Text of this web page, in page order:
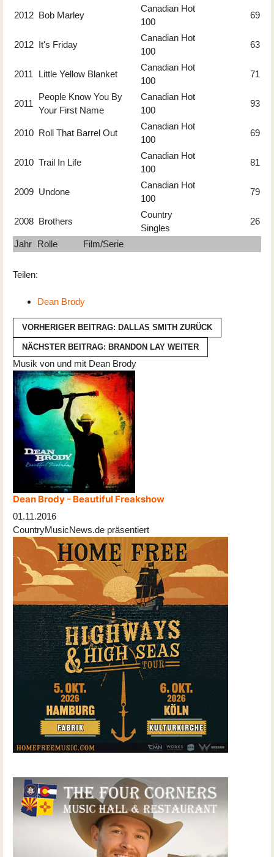
2012 Bob Marley
Canadian Hot
100
69
2012 It's Friday
Canadian Hot
100
63
2011 Little Yellow Blanket
Canadian Hot
100
71
2011
People Know You By
Your First Name
Canadian Hot
100
93
2010 Roll That Barrel Out
Canadian Hot
100
69
2010 Trail In Life
Canadian Hot
100
81
2009 Undone
Canadian Hot
100
79
2008 Brothers
Country
Singles
26
Jahr Rolle Film/Serie
Teilen:
Dean Brody
VORHERIGER BEITRAG: DALLAS SMITH ZURÜCK
NÄCHSTER BEITRAG: BRANDON LAY WEITER
Musik von und mit Dean Brody
Dean Brody - Beautiful Freakshow
01.11.2016
CountryMusicNews.de präsentiert